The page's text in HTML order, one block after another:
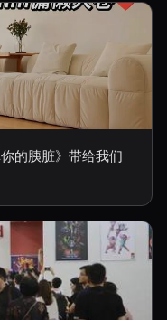
的胰脏》带给我们